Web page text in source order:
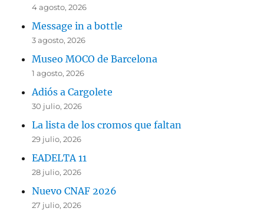
4 agosto, 2026
Message in a bottle
3 agosto, 2026
Museo MOCO de Barcelona
1 agosto, 2026
Adiós a Cargolete
30 julio, 2026
La lista de los cromos que faltan
29 julio, 2026
EADELTA 11
28 julio, 2026
Nuevo CNAF 2026
27 julio, 2026